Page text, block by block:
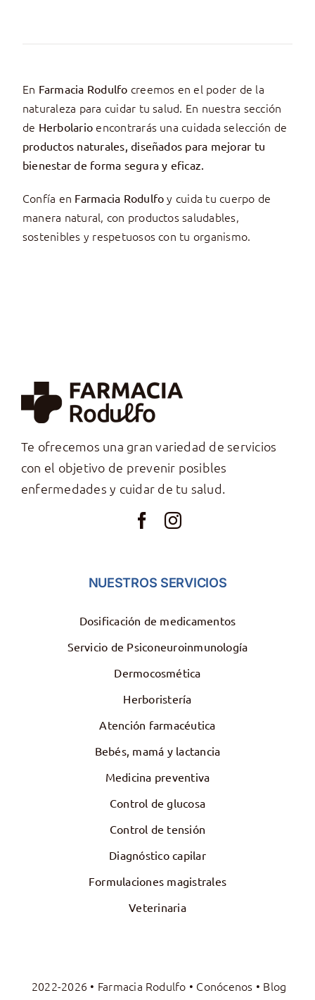
En Farmacia Rodulfo creemos en el poder de la
naturaleza para cuidar tu salud. En nuestra sección
de Herbolario encontrarás una cuidada selección de
productos naturales, diseñados para mejorar tu
bienestar de forma segura y eficaz.
Confía en Farmacia Rodulfo y cuida tu cuerpo de
manera natural, con productos saludables,
sostenibles y respetuosos con tu organismo.
Te ofrecemos una gran variedad de servicios
con el objetivo de prevenir posibles
enfermedades y cuidar de tu salud.
NUESTROS SERVICIOS
Dosificación de medicamentos
Servicio de Psiconeuroinmunología
Dermocosmética
Herboristería
Atención farmacéutica
Bebés, mamá y lactancia
Medicina preventiva
Control de glucosa
Control de tensión
Diagnóstico capilar
Formulaciones magistrales
Veterinaria
2022-2026 • Farmacia Rodulfo • Conócenos • Blog